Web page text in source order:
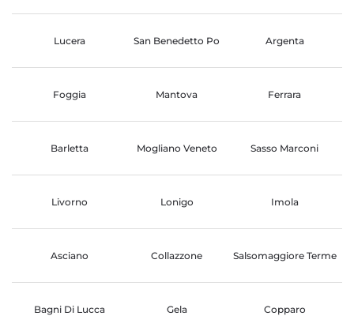
Lucera San Benedetto Po Argenta
Foggia Mantova Ferrara
Barletta Mogliano Veneto Sasso Marconi
Livorno Lonigo Imola
Asciano Collazzone Salsomaggiore Terme
Bagni Di Lucca Gela Copparo